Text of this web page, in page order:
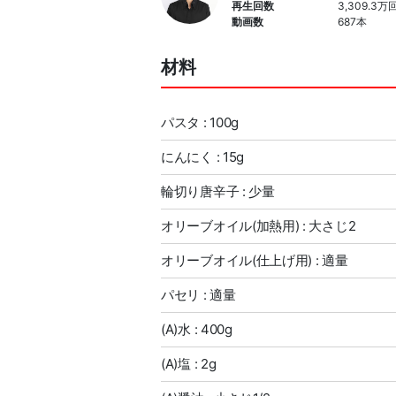
再生回数
3,309.3万
動画数
687本
材料
パスタ : 100g
にんにく : 15g
輪切り唐辛子 : 少量
オリーブオイル(加熱用) : 大さじ2
オリーブオイル(仕上げ用) : 適量
パセリ : 適量
(A)水 : 400g
(A)塩 : 2g